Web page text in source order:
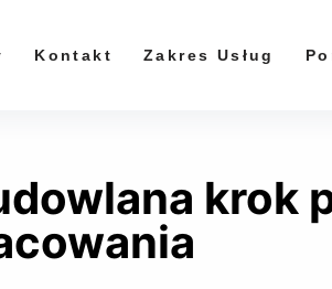
Kontakt Zakres Usług
krok